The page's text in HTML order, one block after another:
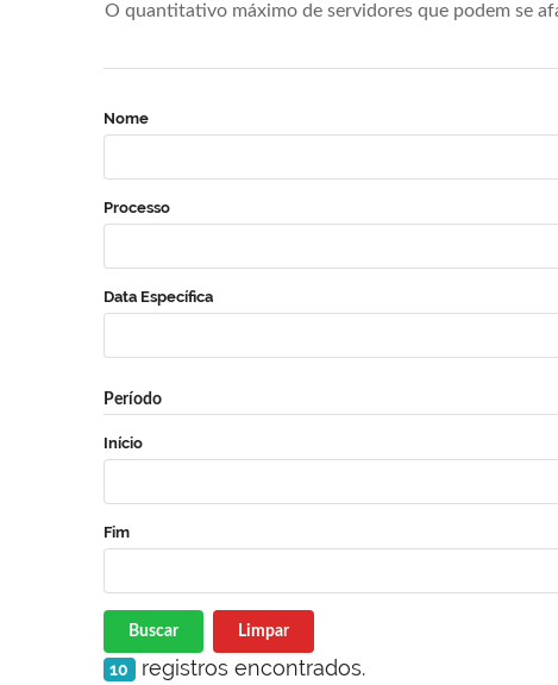
O quantitativo máximo de servidores que podem se
Nome
Processo
Data Específica
Período
Início
Fim
Buscar Limpar
10 registros encontrados.